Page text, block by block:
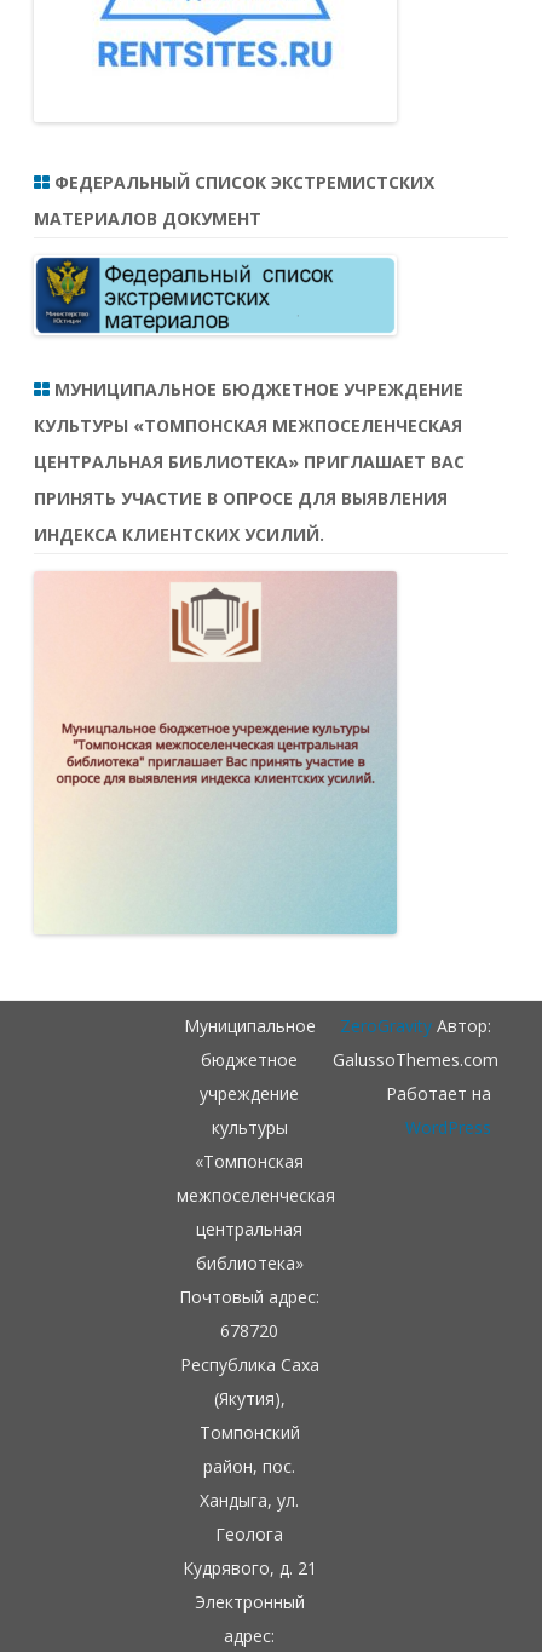
ФЕДЕРАЛЬНЫЙ СПИСОК ЭКСТРЕМИСТСКИХ
МАТЕРИАЛОВ ДОКУМЕНТ
МУНИЦИПАЛЬНОЕ БЮДЖЕТНОЕ УЧРЕЖДЕНИЕ
КУЛЬТУРЫ «ТОМПОНСКАЯ МЕЖПОСЕЛЕНЧЕСКАЯ
ЦЕНТРАЛЬНАЯ БИБЛИОТЕКА» ПРИГЛАШАЕТ ВАС
ПРИНЯТЬ УЧАСТИЕ В ОПРОСЕ ДЛЯ ВЫЯВЛЕНИЯ
ИНДЕКСА КЛИЕНТСКИХ УСИЛИЙ.
Муниципальное
бюджетное
учреждение
культуры
«Томпонская
межпоселенческая
центральная
библиотека»
Почтовый адрес:
678720
Республика Саха
(Якутия),
Томпонский
район, пос.
Хандыга, ул.
Геолога
Кудрявого, д. 21
Электронный
адрес:
ZeroGravityАвтор:
GalussoThemes.com
Работает на
WordPress